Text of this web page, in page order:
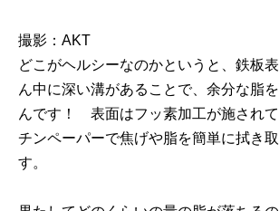
撮影：AKT
どこがヘルシーなのかというと、鉄板
ん中に深い溝があることで、余分な脂
んです！ 表面はフッ素加工が施され
チンペーパーで焦げや脂を簡単に拭き
す。